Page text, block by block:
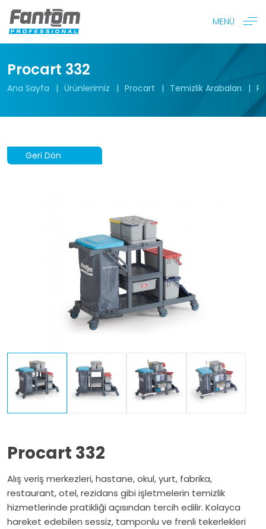
MENÜ
Procart 332
Ana Sayfa Ürünlerimiz Procart Temizlik Arabaları
Geri Dön
Procart 332
Alış veriş merkezleri, hastane, okul, yurt, fabrika,
restaurant, otel, rezidans gibi işletmelerin temizlik
hizmetlerinde pratikliği açısından tercih edilir. Kolayca
hareket edebilen sessiz, tamponlu ve frenli tekerlekleri